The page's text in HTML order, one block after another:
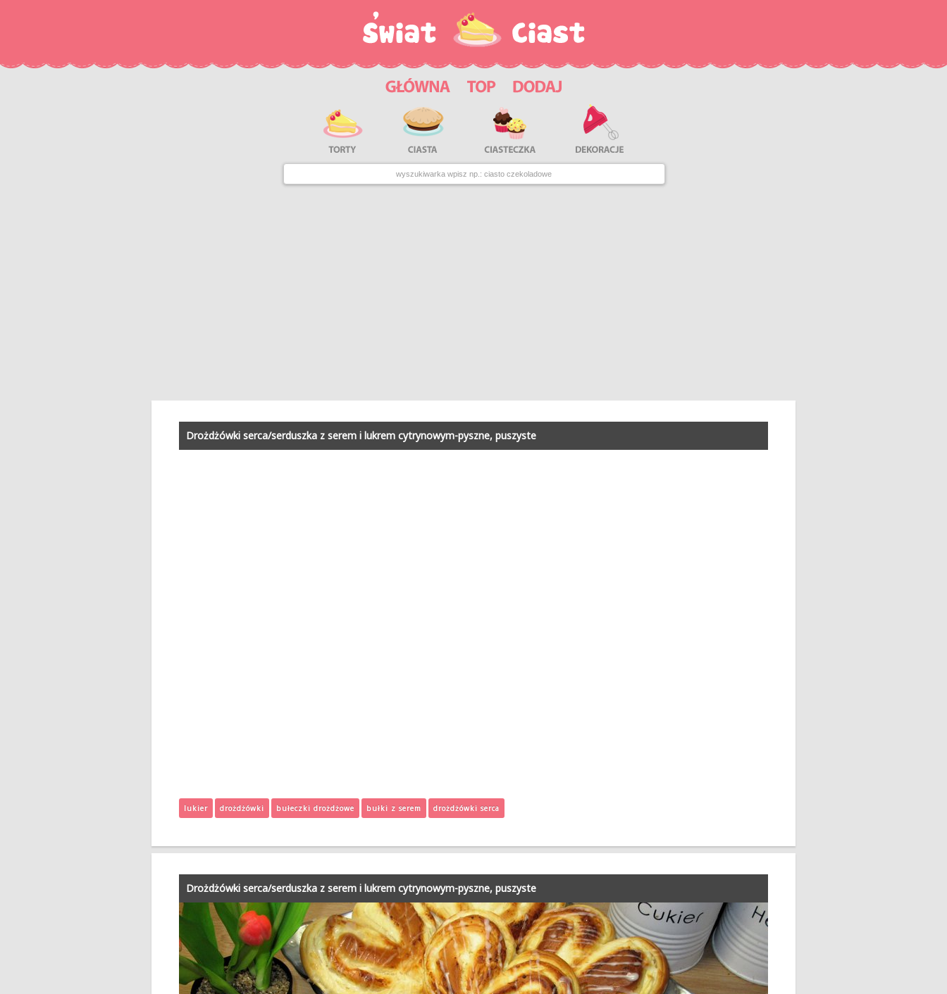
Drożdżówki serca/serduszka z serem i lukrem cytrynowym-pyszne, puszyste
lukier drożdżówki bułeczki drożdżowe bułki z serem drożdżówki serca
Drożdżówki serca/serduszka z serem i lukrem cytrynowym-pyszne, puszyste